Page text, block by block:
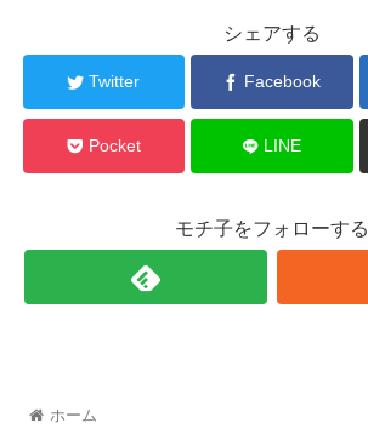
シェアする
Twitter Facebook
Pocket LINE
モチ子をフォローする
ホーム